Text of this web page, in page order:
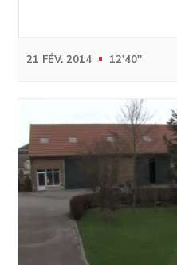
21 FÉV. 2014 12'40''